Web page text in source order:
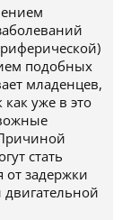
подобных
младенцев,
уже в это
стать
задержки